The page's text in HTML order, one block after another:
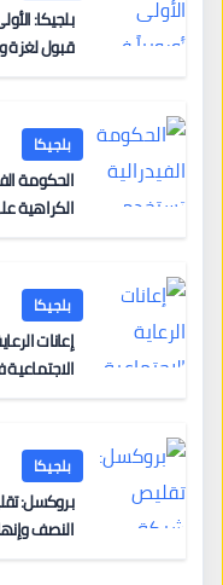
بلجيكا
الحكومة
الكراهية
بلجيكا
إعانات
بلجيكا
بروكسل:
النصف